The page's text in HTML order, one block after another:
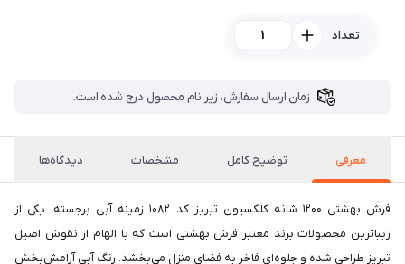
تعداد
زمان ارسال سفارش، زیر نام محصول درج شده است.
معرفی توضیح کامل مشخصات دیدگاه‌ها
فرش بهشتی 1200 شانه کلکسیون تبریز کد 1082 زمینه آبی برجسته، یکی از
زیباترین محصولات برند معتبر فرش بهشتی است که با الهام از نقوش اصیل
تبریز طراحی شده و جلوه‌ای فاخر به فضای منزل می‌بخشد. رنگ آبی آرامش‌بخش